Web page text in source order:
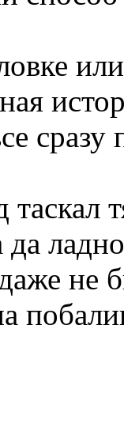
сразу
таскал
не